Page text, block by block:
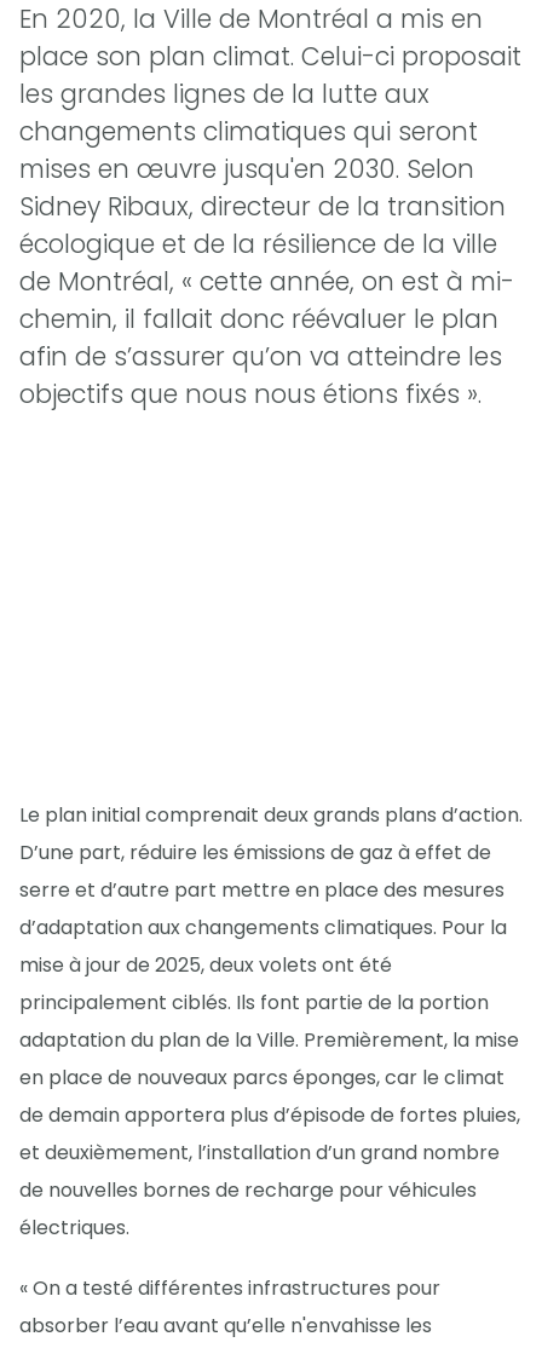
En 2020, la Ville de Montréal a mis en
place son plan climat. Celui-ci proposait
les grandes lignes de la lutte aux
changements climatiques qui seront
mises en œuvre jusqu'en 2030. Selon
Sidney Ribaux, directeur de la transition
écologique et de la résilience de la ville
de Montréal, « cette année, on est à mi-
chemin, il fallait donc réévaluer le plan
afin de s’assurer qu’on va atteindre les
objectifs que nous nous étions fixés ».
Le plan initial comprenait deux grands plans d’action.
D’une part, réduire les émissions de gaz à effet de
serre et d’autre part mettre en place des mesures
d’adaptation aux changements climatiques. Pour la
mise à jour de 2025, deux volets ont été
principalement ciblés. Ils font partie de la portion
adaptation du plan de la Ville. Premièrement, la mise
en place de nouveaux parcs éponges, car le climat
de demain apportera plus d’épisode de fortes pluies,
et deuxièmement, l’installation d’un grand nombre
de nouvelles bornes de recharge pour véhicules
électriques.
« On a testé différentes infrastructures pour
absorber l’eau avant qu’elle n'envahisse les